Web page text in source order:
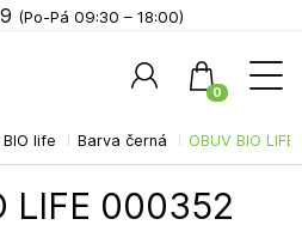
BIO life Barva černá OBUV BIO
(Po-Pá 09:30 – 18:00)
0